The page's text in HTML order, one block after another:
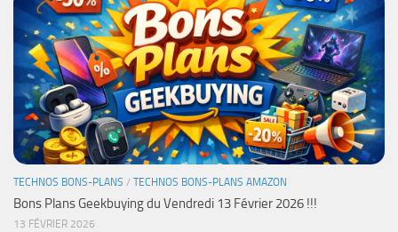
TECHNOS BONS-PLANS / TECHNOS BONS-PLANS AMAZON
Bons Plans Geekbuying du Vendredi 13 Février 2026 !!!
13 FÉVRIER 2026